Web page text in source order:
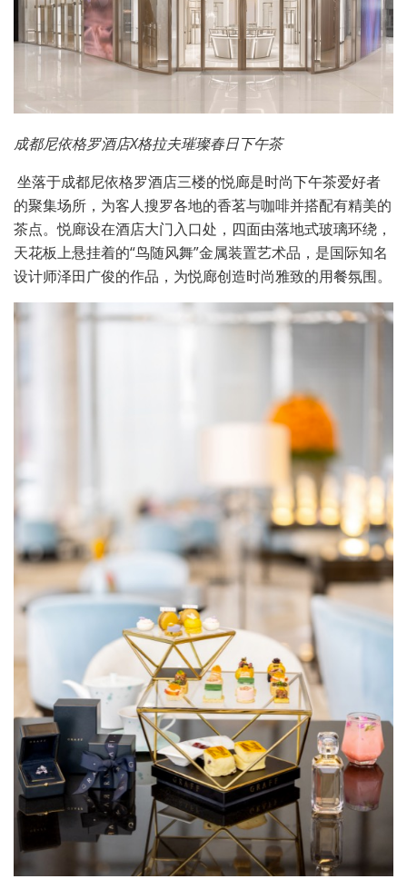
成都尼依格罗酒店X格拉夫璀璨春日下午茶
坐落于成都尼依格罗酒店三楼的悦廊是时尚下午茶爱好者
的聚集场所，为客人搜罗各地的香茗与咖啡并搭配有精美的
茶点。悦廊设在酒店大门入口处，四面由落地式玻璃环绕，
天花板上悬挂着的“鸟随风舞”金属装置艺术品，是国际知名
设计师泽田广俊的作品，为悦廊创造时尚雅致的用餐氛围。